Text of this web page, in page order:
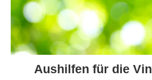
Aushilfen für die